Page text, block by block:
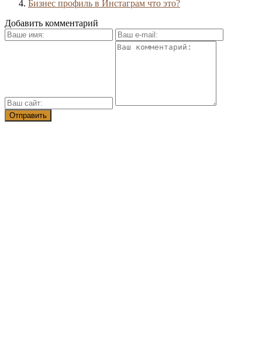
Бизнес профиль в Инстаграм что это?
Добавить комментарий